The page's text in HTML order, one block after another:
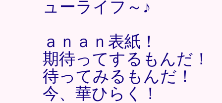
ューライフ～♪
ａｎａｎ表紙！
期待ってするもんだ！
待ってみるもんだ！
今、華ひらく！